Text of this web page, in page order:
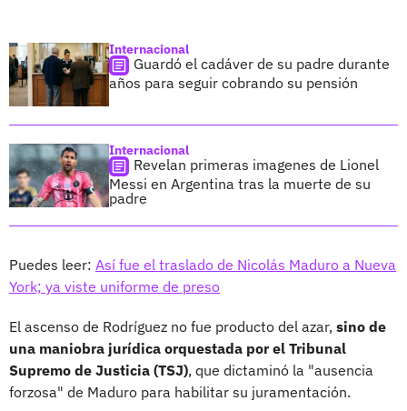
Internacional
Guardó el cadáver de su padre durante
años para seguir cobrando su pensión
Internacional
Revelan primeras imagenes de Lionel
Messi en Argentina tras la muerte de su
padre
Puedes leer: Así fue el traslado de Nicolás Maduro a Nueva
York; ya viste uniforme de preso
El ascenso de Rodríguez no fue producto del azar, sino de
una maniobra jurídica orquestada por el Tribunal
Supremo de Justicia (TSJ), que dictaminó la "ausencia
forzosa" de Maduro para habilitar su juramentación.